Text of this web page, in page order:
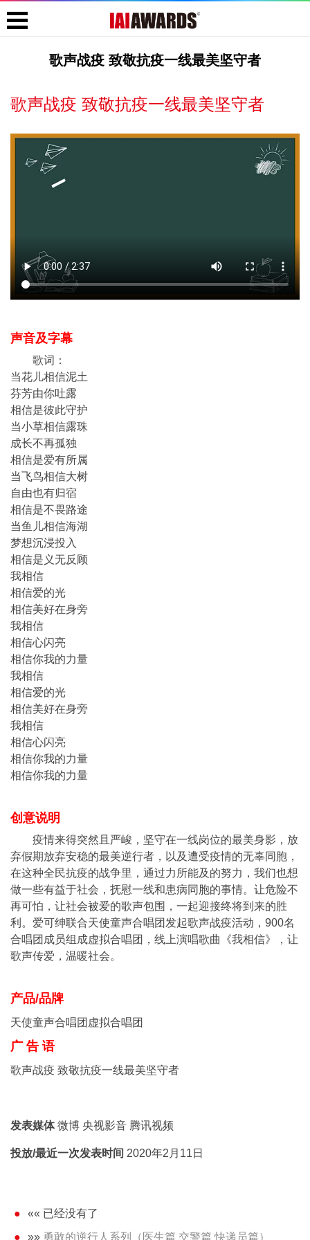
歌声战疫 致敬抗疫一线最美坚守者
歌声战疫 致敬抗疫一线最美坚守者
声音及字幕
歌词：
当花儿相信泥土
芬芳由你吐露
相信是彼此守护
当小草相信露珠
成长不再孤独
相信是爱有所属
当飞鸟相信大树
自由也有归宿
相信是不畏路途
当鱼儿相信海湖
梦想沉浸投入
相信是义无反顾
我相信
相信爱的光
相信美好在身旁
我相信
相信心闪亮
相信你我的力量
我相信
相信爱的光
相信美好在身旁
我相信
相信心闪亮
相信你我的力量
相信你我的力量
创意说明
疫情来得突然且严峻，坚守在一线岗位的最美身影，放
弃假期放弃安稳的最美逆行者，以及遭受疫情的无辜同胞，
在这种全民抗疫的战争里，通过力所能及的努力，我们也想
做一些有益于社会，抚慰一线和患病同胞的事情。让危险不
再可怕，让社会被爱的歌声包围，一起迎接终将到来的胜
利。爱可绅联合天使童声合唱团发起歌声战疫活动，900名
合唱团成员组成虚拟合唱团，线上演唱歌曲《我相信》，让
歌声传爱，温暖社会。
产品/品牌
天使童声合唱团虚拟合唱团
广 告 语
歌声战疫 致敬抗疫一线最美坚守者
发表媒体微博 央视影音 腾讯视频
投放/最近一次发表时间 2020年2月11日
«« 已经没有了
»» 勇敢的逆行人系列（医生篇 交警篇 快递员篇）